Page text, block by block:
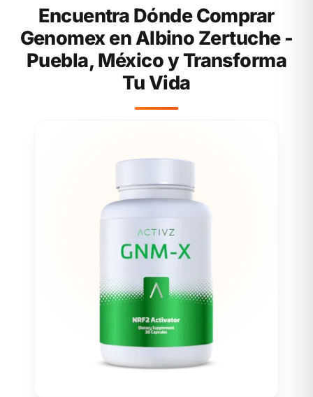
Encuentra Dónde Comprar
Genomex en Albino Zertuche -
Puebla, México y Transforma
Tu Vida